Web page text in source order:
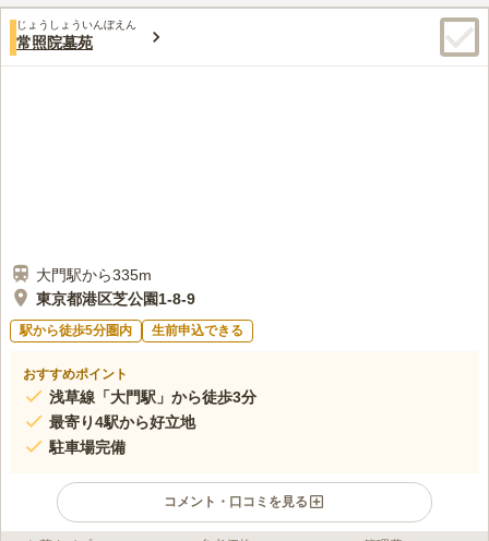
30代女性
途中に大きな道の通り沿いにお花やさんがありますので、お供え
のお花はいつでも、困ることがありません。またお食事する際も、ホテル
や大人数で入れる席のお食事できるところもあるので、インターネットで
予約もでき、スケジュールを組むことも大変スムーズです。
じょうしょういんぼえん
常照院墓苑
大門駅から335m
東京都港区芝公園1-8-9
駅から徒歩5分圏内 生前申込できる
おすすめポイント
浅草線「大門駅」から徒歩3分
最寄り4駅から好立地
駐車場完備
コメント・口コミを見る